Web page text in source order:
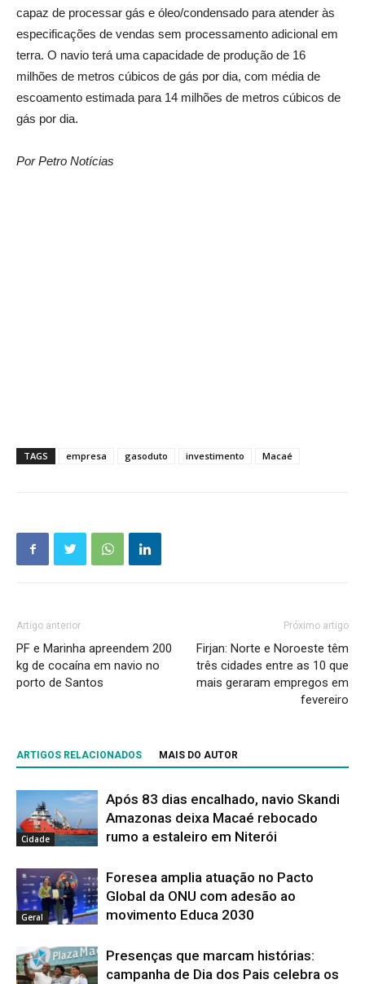
capaz de processar gás e óleo/condensado para atender às
especificações de vendas sem processamento adicional em
terra. O navio terá uma capacidade de produção de 16
milhões de metros cúbicos de gás por dia, com média de
escoamento estimada para 14 milhões de metros cúbicos de
gás por dia.
Por Petro Notícias
TAGS empresa gasoduto investimento Macaé
Artigo anterior
PF e Marinha apreendem 200
kg de cocaína em navio no
porto de Santos
Próximo artigo
Firjan: Norte e Noroeste têm
três cidades entre as 10 que
mais geraram empregos em
fevereiro
ARTIGOS RELACIONADOS MAIS DO AUTOR
Cidade
Após 83 dias encalhado, navio Skandi
Amazonas deixa Macaé rebocado
rumo a estaleiro em Niterói
Geral
Foresea amplia atuação no Pacto
Global da ONU com adesão ao
movimento Educa 2030
Presenças que marcam histórias:
campanha de Dia dos Pais celebra os